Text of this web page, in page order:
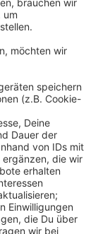
habe
dem Schiff
war das